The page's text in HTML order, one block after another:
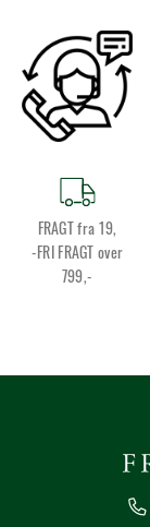
FRAGT fra 19,
-FRI FRAGT over
799,-